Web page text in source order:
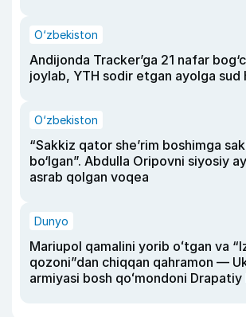
O‘zbekiston
Andijonda Tracker’ga 21 nafar
joylab, YTH sodir etgan ayolga sud
O‘zbekiston
“Sakkiz qator she’rim boshimga
bo‘lgan”. Abdulla Oripovni siyosiy
asrab qolgan voqea
Dunyo
Mariupol qamalini yorib oʻtgan va
qozoni”dan chiqqan qahramon —
armiyasi bosh qoʻmondoni Drapatiy